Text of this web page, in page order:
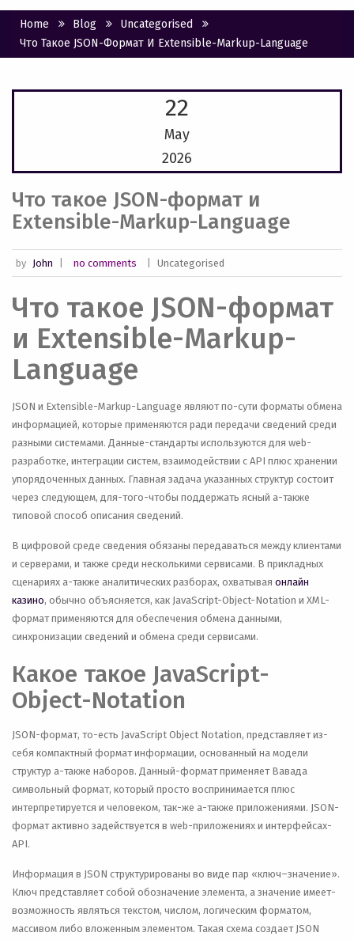
Home Blog
Uncategorised
Что Такое JSON-Формат И Extensible-Markup-Language
22
May
2026
Что такое JSON-формат и
Extensible-Markup-Language
by John no comments Uncategorised
Что такое JSON-формат
и Extensible-Markup-
Language
JSON и Extensible-Markup-Language являют по-сути форматы обмена
информацией, которые применяются ради передачи сведений среди
разными системами. Данные-стандарты используются для web-
разработке, интеграции систем, взаимодействии с API плюс хранении
упорядоченных данных. Главная задача указанных структур состоит
через следующем, для-того-чтобы поддержать ясный а-также
типовой способ описания сведений.
В цифровой среде сведения обязаны передаваться между клиентами
и серверами, и также среди несколькими сервисами. В прикладных
сценариях а-также аналитических разборах, охватывая онлайн
казино, обычно объясняется, как JavaScript-Object-Notation и XML-
формат применяются для обеспечения обмена данными,
синхронизации сведений и обмена среди сервисами.
Какое такое JavaScript-
Object-Notation
JSON-формат, то-есть JavaScript Object Notation, представляет из-
себя компактный формат информации, основанный на модели
структур а-также наборов. Данный-формат применяет Вавада
символьный формат, который просто воспринимается плюс
интерпретируется и человеком, так-же а-также приложениями. JSON-
формат активно задействуется в web-приложениях и интерфейсах-
API.
Информация в JSON структурированы во виде пар «ключ–значение».
Ключ представляет собой обозначение элемента, а значение имеет-
возможность являться текстом, числом, логическим форматом,
массивом либо вложенным элементом. Такая схема создает JSON